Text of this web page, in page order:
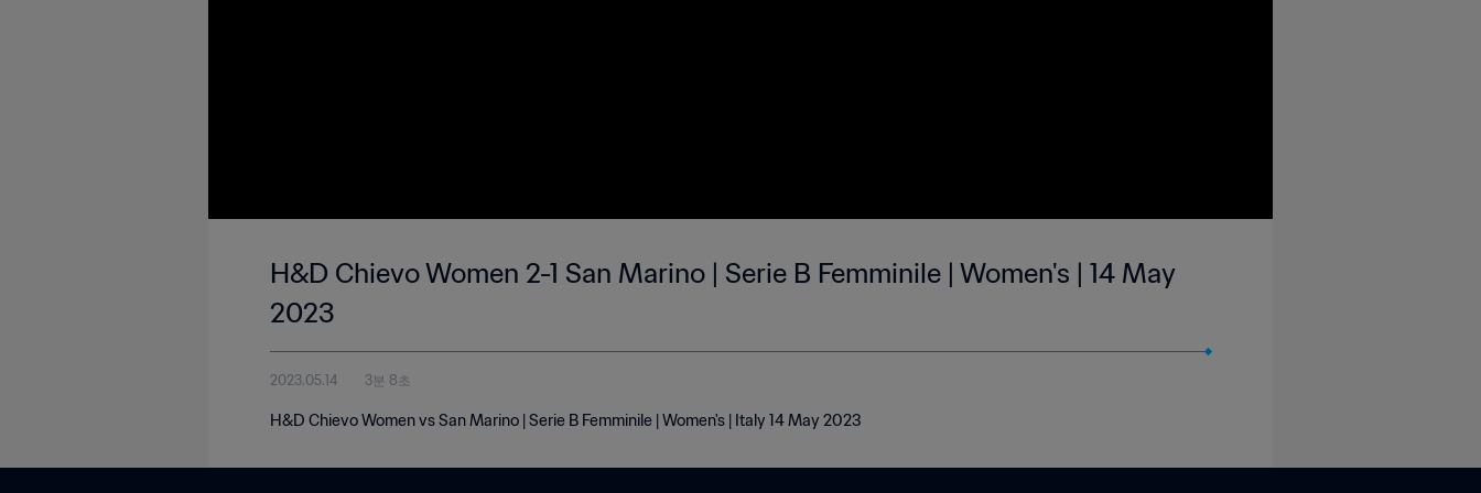
H&D Chievo Women 2-1 San Marino | Serie B Femminile | Women's | 14 May
2023
2023.05.14 3분 8초
H&D Chievo Women vs San Marino | Serie B Femminile | Women's | Italy 14 May 2023